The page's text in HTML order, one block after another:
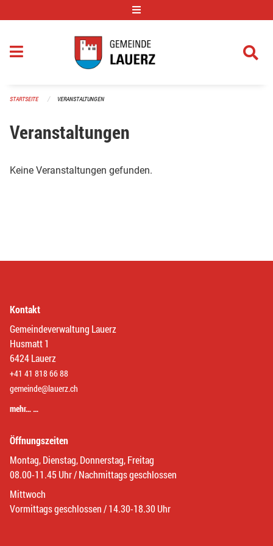
STARTSEITE VERANSTALTUNGEN
Veranstaltungen
Keine Veranstaltungen gefunden.
Kontakt
Gemeindeverwaltung Lauerz
Husmatt 1
6424 Lauerz
+41 41 818 66 88
gemeinde@lauerz.ch
mehr… …
Öffnungszeiten
Montag, Dienstag, Donnerstag, Freitag
08.00-11.45 Uhr / Nachmittags geschlossen
Mittwoch
Vormittags geschlossen / 14.30-18.30 Uhr